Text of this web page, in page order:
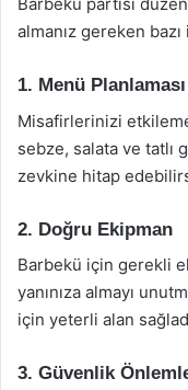
almanız gereken bazı
1. Menü Planlaması
Misafirlerinizi
sebze, salata ve tatlı
zevkine hitap
2. Doğru Ekipman
Barbekü için gerekli
yanınıza almayı
için yeterli alan
3. Güvenlik